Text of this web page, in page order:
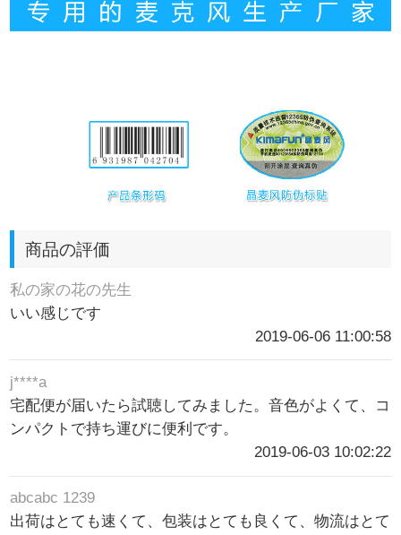
商品の評価
私の家の花の先生
いい感じです
2019-06-06 11:00:58
j****a
宅配便が届いたら試聴してみました。音色がよくて、コ
ンパクトで持ち運びに便利です。
2019-06-03 10:02:22
abcabc 1239
出荷はとても速くて、包装はとても良くて、物流はとて